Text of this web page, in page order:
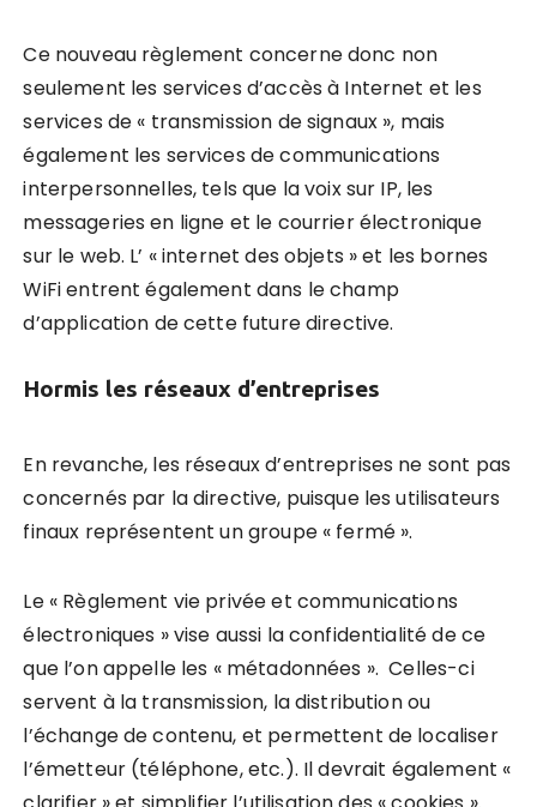
Ce nouveau règlement concerne donc non
seulement les services d’accès à Internet et les
services de « transmission de signaux », mais
également les services de communications
interpersonnelles, tels que la voix sur IP, les
messageries en ligne et le courrier électronique
sur le web. L’ « internet des objets » et les bornes
WiFi entrent également dans le champ
d’application de cette future directive.
Hormis les réseaux d’entreprises
En revanche, les réseaux d’entreprises ne sont pas
concernés par la directive, puisque les utilisateurs
finaux représentent un groupe « fermé ».
Le « Règlement vie privée et communications
électroniques » vise aussi la confidentialité de ce
que l’on appelle les « métadonnées ». Celles-ci
servent à la transmission, la distribution ou
l’échange de contenu, et permettent de localiser
l’émetteur (téléphone, etc.). Il devrait également «